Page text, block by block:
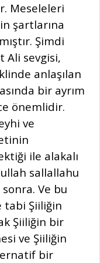
Meseleleri
şartlarına
Şimdi
Ali sevgisi,
anlaşılan
bir ayrım
önemlidir.
ve
ile alakalı
sallallahu
Ve bu
tabi Şiiliğin
Şiiliğin bir
ve Şiiliğin
bir